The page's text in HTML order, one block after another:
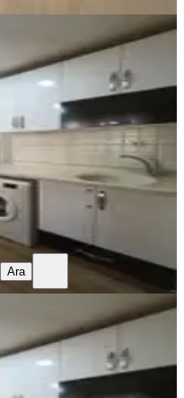
1+1 Eşyalı Kiralık
giriş ·05.08.2026
Ara
Baraj Yolunda Kc
Eşyalı Kiralık 1+1